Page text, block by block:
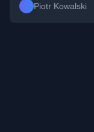
Piotr Kowalski